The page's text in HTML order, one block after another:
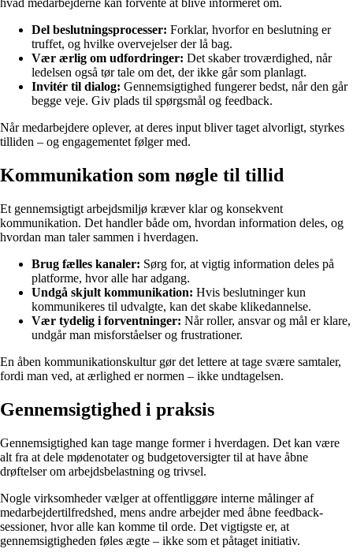
hvad medarbejderne kan forvente at blive informeret om.
Del beslutningsprocesser: Forklar, hvorfor en beslutning er
truffet, og hvilke overvejelser der lå bag.
Vær ærlig om udfordringer: Det skaber troværdighed, når
ledelsen også tør tale om det, der ikke går som planlagt.
Invitér til dialog: Gennemsigtighed fungerer bedst, når den går
begge veje. Giv plads til spørgsmål og feedback.
Når medarbejdere oplever, at deres input bliver taget alvorligt, styrkes
tilliden – og engagementet følger med.
Kommunikation som nøgle til tillid
Et gennemsigtigt arbejdsmiljø kræver klar og konsekvent
kommunikation. Det handler både om, hvordan information deles, og
hvordan man taler sammen i hverdagen.
Brug fælles kanaler: Sørg for, at vigtig information deles på
platforme, hvor alle har adgang.
Undgå skjult kommunikation: Hvis beslutninger kun
kommunikeres til udvalgte, kan det skabe klikedannelse.
Vær tydelig i forventninger: Når roller, ansvar og mål er klare,
undgår man misforståelser og frustrationer.
En åben kommunikationskultur gør det lettere at tage svære samtaler,
fordi man ved, at ærlighed er normen – ikke undtagelsen.
Gennemsigtighed i praksis
Gennemsigtighed kan tage mange former i hverdagen. Det kan være
alt fra at dele mødenotater og budgetoversigter til at have åbne
drøftelser om arbejdsbelastning og trivsel.
Nogle virksomheder vælger at offentliggøre interne målinger af
medarbejdertilfredshed, mens andre arbejder med åbne feedback-
sessioner, hvor alle kan komme til orde. Det vigtigste er, at
gennemsigtigheden føles ægte – ikke som et påtaget initiativ.